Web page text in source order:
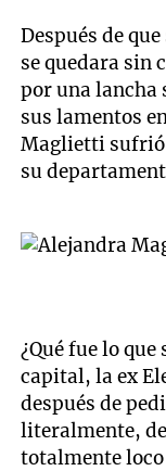
Después de
se quedara sin
por una lancha
sus lamentos
Maglietti sufrió
su
¿Qué fue lo
capital, la ex
después de
literalmente,
totalmente loco